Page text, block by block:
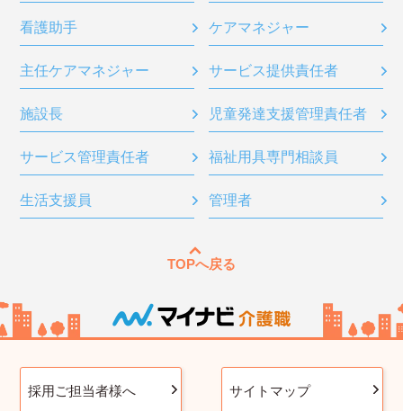
看護助手 ケアマネジャー
主任ケアマネジャー サービス提供責任者
施設長 児童発達支援管理責任者
サービス管理責任者 福祉用具専門相談員
生活支援員 管理者
TOPへ戻る
採用ご担当者様へ サイトマップ